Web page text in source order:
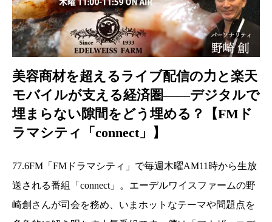
美容商材を超えるライブ配信の力と楽天
モバイルが支える経済圏――デジタルで
埋まらない隙間をどう埋める？【FMド
ラマシティ「connect」】
77.6FM「FMドラマシティ」で毎週木曜AM11時から生放
送される番組「connect」。エーデルワイスファームの野
崎創さんが司会を務め、いまホットなテーマや問題点を